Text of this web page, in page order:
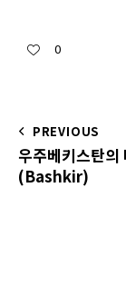
0
PREVIOUS
우주베키스탄의
(Bashkir)